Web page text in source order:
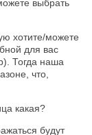
выбрать
хотите/можете
для вас
Тогда наша
что,
какая?
будут